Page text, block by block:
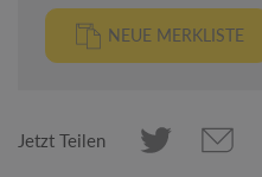
NEUE MERKLISTE
Jetzt Teilen